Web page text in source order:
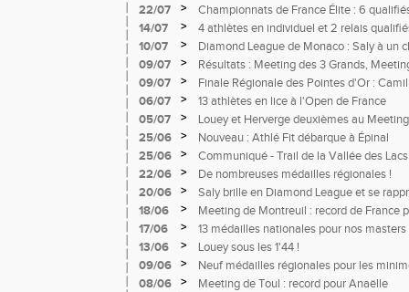
22/07
>
Championnats de France Élite : 6
14/07
>
4 athlètes en individuel et 2 relais
France Avenir
10/07 >
Diamond League de Monaco : Saly à un
meneur d'allure pour un record du monde
09/07 >
Résultats : Meeting des 3 Grands,
09/07
>
Finale Régionale des Pointes d'Or :
06/07
>
13 athlètes en lice à l'Open de France
05/07
>
Louey et Herverge deuxièmes au
25/06
>
Nouveau : Athlé Fit débarque à Épinal
25/06
>
Communiqué - Trail de la Vallée des Lacs
22/06
>
De nombreuses médailles régionales !
20/06
>
Saly brille en Diamond League et se
Herverge à toute vitesse à Montgeron
18/06 >
Meeting de Montreuil : record de France
s'impose
17/06 >
13 médailles nationales pour nos masters
13/06
>
Louey sous les 1'44 !
09/06
>
Neuf médailles régionales pour les
08/06
>
Meeting de Toul : record pour Anaëlle